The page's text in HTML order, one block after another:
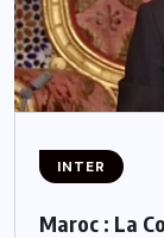
INTER
Maroc : La